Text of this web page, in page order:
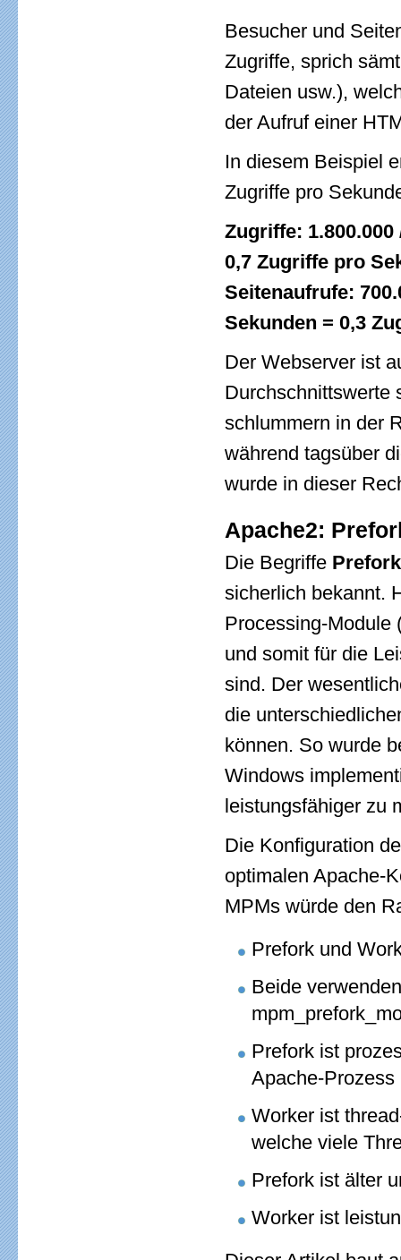
Besucher und
Zugriffe, sprich
Dateien usw.),
der Aufruf einer
In diesem Beispiel
Zugriffe pro
Zugriffe: 1.800.000
0,7 Zugriffe pro
Seitenaufrufe:
Sekunden = 0,3
Der Webserver ist
Durchschnittswerte
schlummern in der
während tagsüber
wurde in dieser
Apache2:
Die Begriffe Prefork
sicherlich bekannt.
Processing-Module
und somit für die
sind. Der
die
können. So wurde
Windows
leistungsfähiger zu
Die Konfiguration
optimalen Apache-
MPMs würde den
Prefork und
Beide
Prefork ist
Apache-Prozess
Worker ist
welche viele
Prefork ist älter
Worker ist